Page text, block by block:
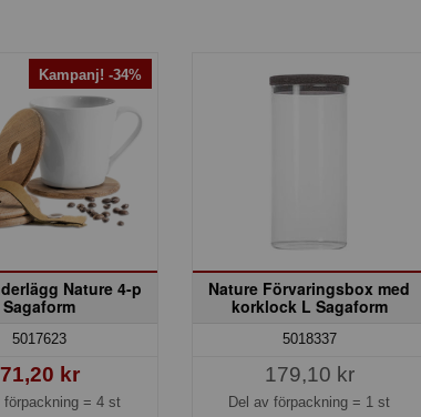
Kampanj! -34%
Nature 4-p
Sagaform
5017623
71,20 kr
förpackning = 4 st
Nature Förvaringsbox med
korklock L Sagaform
5018337
179,10 kr
Del av förpackning = 1 st